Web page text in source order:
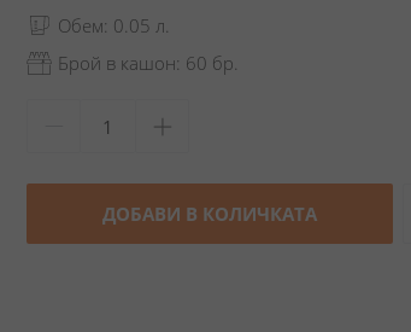
Обем: 0.05 л.
Брой в кашон: 60 бр.
ДОБАВИ В КОЛИЧКАТА